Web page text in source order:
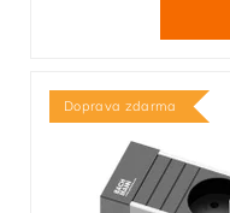
Doprava zdarma